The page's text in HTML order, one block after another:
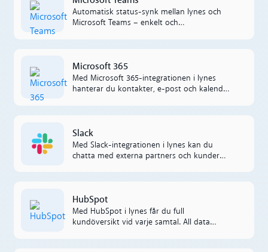
Automatisk status-synk mellan lynes och
Microsoft Teams – enkelt och
Microsoft 365
Med Microsoft 365-integrationen i lynes
hanterar du kontakter, e-post och kalender
Slack
Med Slack-integrationen i lynes kan du
chatta med externa partners och kunder
HubSpot
Med HubSpot i lynes får du full
kundöversikt vid varje samtal. All data